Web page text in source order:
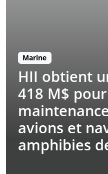
Marine
HII obtient
418 M$
avions et
amphibies